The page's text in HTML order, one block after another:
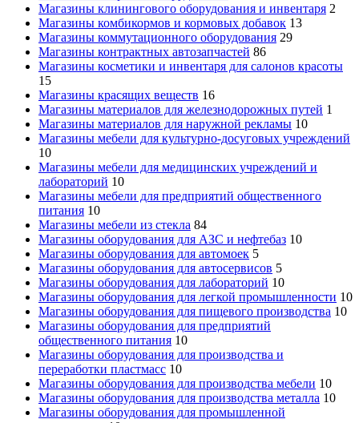
Магазины клинингового оборудования и инвентаря 2
Магазины комбикормов и кормовых добавок 13
Магазины коммутационного оборудования 29
Магазины контрактных автозапчастей 86
Магазины косметики и инвентаря для салонов красоты
15
Магазины красящих веществ 16
Магазины материалов для железнодорожных путей 1
Магазины материалов для наружной рекламы 10
Магазины мебели для культурно-досуговых учреждений
10
Магазины мебели для медицинских учреждений и
лабораторий 10
Магазины мебели для предприятий общественного
питания 10
Магазины мебели из стекла 84
Магазины оборудования для АЗС и нефтебаз 10
Магазины оборудования для автомоек 5
Магазины оборудования для автосервисов 5
Магазины оборудования для лабораторий 10
Магазины оборудования для легкой промышленности 10
Магазины оборудования для пищевого производства 10
Магазины оборудования для предприятий
общественного питания 10
Магазины оборудования для производства и
переработки пластмасс 10
Магазины оборудования для производства мебели 10
Магазины оборудования для производства металла 10
Магазины оборудования для промышленной